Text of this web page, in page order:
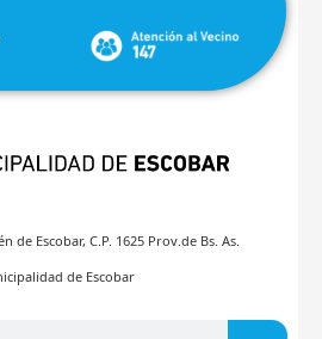
de Escobar, C.P. 1625 Prov.de Bs. As.
de Escobar